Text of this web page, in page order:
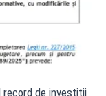
de investiții